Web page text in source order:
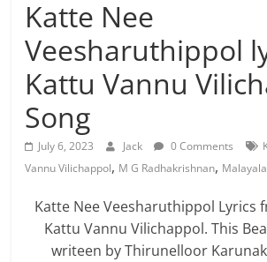
Katte Nee
Veesharuthippol
Kattu Vannu
Song
July 6, 2023 Jack 0 Comments
Vannu Vilichappol, M G Radhakrishnan,
Katte Nee Veesharuthippol Lyrics
Kattu Vannu Vilichappol. This
writeen by Thirunelloor